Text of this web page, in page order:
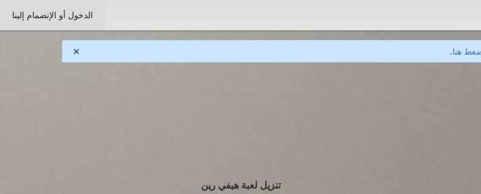
الدخول أو الإنضمام إلينا
هنا.
×
تنزيل لعبة هيفي رين